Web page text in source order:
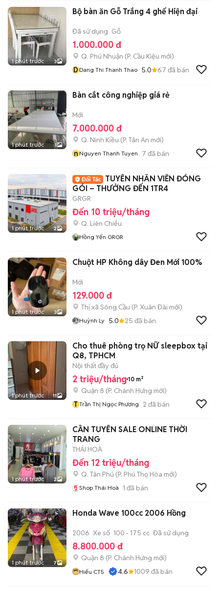
1 phút trước 3
Bộ bàn ăn Gỗ Trắng 4 ghế Hiện đại
Đã sử dụng Gỗ
1.000.000 đ
Q. Phú Nhuận (P. Cầu Kiệu mới)
DDang Thi Thanh Thao 5.0 67 đã bán
1 phút trước 1
Bàn cắt công nghiệp giá rẻ
Mới
7.000.000 đ
Q. Ninh Kiều (P. Tân An mới)
nNguyen Thanh Tuyen 7 đã bán
1 phút trước 2
TUYỂN NHÂN VIÊN ĐÓNG
GÓI – THƯỞNG ĐẾN 1TR4
GRGR
Đến 10 triệu/tháng
Q. Liên Chiểu
Hồng Yến GRGR
1 phút trước 3
Chuột HP Không dây Đen Mới 100%
Mới
129.000 đ
Thị xã Sông Cầu (P. Xuân Đài mới)
Huỳnh Ly 5.0 25 đã bán
1 phút trước 11
Cho thuê phòng trọ NỮ sleepbox tại
Q8, TPHCM
Nội thất đầy đủ
2 triệu/tháng 10 m²
Quận 8 (P. Chánh Hưng mới)
T Trần Thị Ngọc Phương 2 đã bán
1 phút trước 2
CẦN TUYỂN SALE ONLINE THỜI
TRANG
THÁI HOÀ
Đến 12 triệu/tháng
Q. Tân Phú (P. Phú Thọ Hòa mới)
Shop Thái Hoà 1 đã bán
1 phút trước 7
Honda Wave 100cc 2006 Hồng
2006 Xe số 100 - 175 cc Đã sử dụng
8.800.000 đ
Quận 8 (P. Chánh Hưng mới)
Hiếu CT5 4.6 1009 đã bán